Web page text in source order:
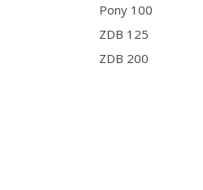
Pony 100
ZDB 125
ZDB 200